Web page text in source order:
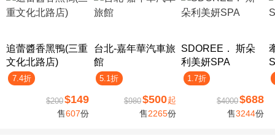
追蕾醬香黑鴨(三重
文化北路店)
7.4折
$200$149
售607份
台北-嘉年華汽車旅
館
5.1折
$980$500起
售2265份
SDOREE． 斯朵
利美妍SPA
1.7折
$4000$688
售3244份